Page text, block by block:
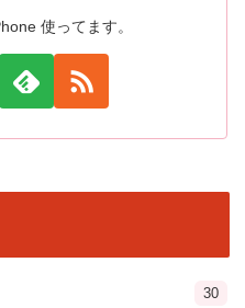
使ってます。
30